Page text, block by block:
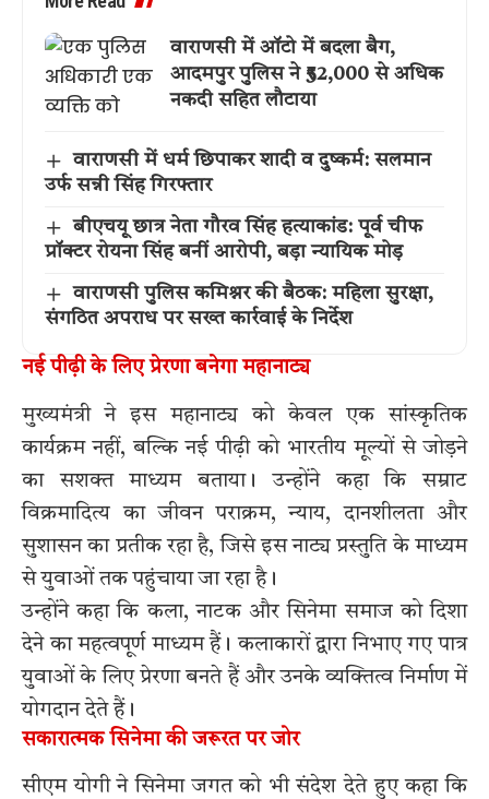
वाराणसी में ऑटो में बदला बैग,
आदमपुर पुलिस ने ₹52,000 से अधिक
नकदी सहित लौटाया
वाराणसी में धर्म छिपाकर शादी व दुष्कर्म: सलमान
उर्फ सन्नी सिंह गिरफ्तार
बीएचयू छात्र नेता गौरव सिंह हत्याकांड: पूर्व चीफ
प्रॉक्टर रोयना सिंह बनीं आरोपी, बड़ा न्यायिक मोड़
वाराणसी पुलिस कमिश्नर की बैठक: महिला सुरक्षा,
संगठित अपराध पर सख्त कार्रवाई के निर्देश
नई पीढ़ी के लिए प्रेरणा बनेगा महानाट्य
मुख्यमंत्री ने इस महानाट्य को केवल एक सांस्कृतिक
कार्यक्रम नहीं, बल्कि नई पीढ़ी को भारतीय मूल्यों से जोड़ने
का सशक्त माध्यम बताया। उन्होंने कहा कि सम्राट
विक्रमादित्य का जीवन पराक्रम, न्याय, दानशीलता और
सुशासन का प्रतीक रहा है, जिसे इस नाट्य प्रस्तुति के माध्यम
से युवाओं तक पहुंचाया जा रहा है।
उन्होंने कहा कि कला, नाटक और सिनेमा समाज को दिशा
देने का महत्वपूर्ण माध्यम हैं। कलाकारों द्वारा निभाए गए पात्र
युवाओं के लिए प्रेरणा बनते हैं और उनके व्यक्तित्व निर्माण में
योगदान देते हैं।
सकारात्मक सिनेमा की जरूरत पर जोर
सीएम योगी ने सिनेमा जगत को भी संदेश देते हुए कहा कि